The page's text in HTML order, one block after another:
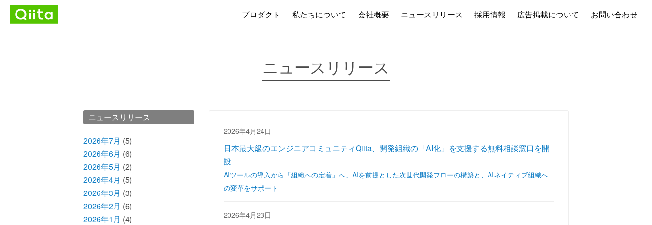
プロダクト 私たちについて 会社概要 ニュースリリース 採用情報 広告掲載について お問い合わせ
ニュースリリース
ニュースリリース
2026年7月 (5)
2026年6月 (6)
2026年5月 (2)
2026年4月 (5)
2026年3月 (3)
2026年2月 (6)
2026年1月 (4)
2026年4月24日
日本最大級のエンジニアコミュニティQiita、開発組織の「AI化」を支援する無料相談窓口を開
設
AIツールの導入から「組織への定着」へ。AIを前提とした次世代開発フローの構築と、AIネイティブ組織へ
の変革をサポート
2026年4月23日